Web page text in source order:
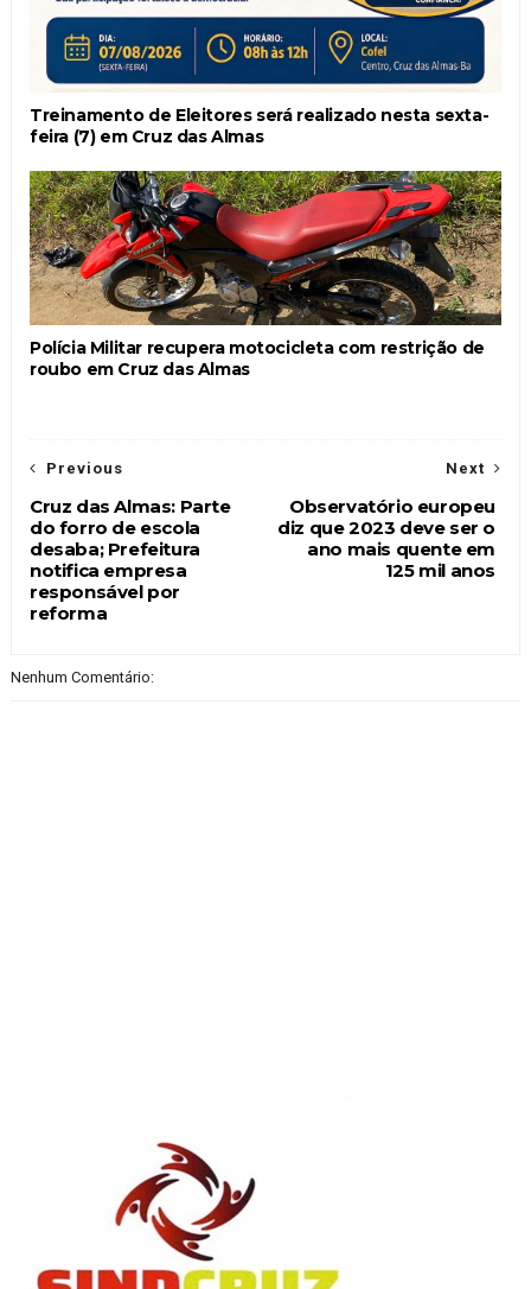
Treinamento de Eleitores será realizado nesta sexta-
feira (7) em Cruz das Almas
Polícia Militar recupera motocicleta com restrição de
roubo em Cruz das Almas
Next
Observatório europeu
diz que 2023 deve ser o
ano mais quente em
125 mil anos
Previous
Cruz das Almas: Parte
do forro de escola
desaba; Prefeitura
notifica empresa
responsável por
reforma
Nenhum Comentário: